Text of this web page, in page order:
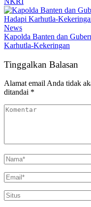
News
Kapolda Banten dan
Karhutla-Kekeringan
Tinggalkan Balasan
Alamat email Anda tidak
ditandai *